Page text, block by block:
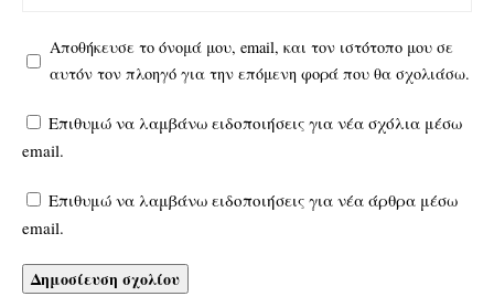
Αποθήκευσε το όνομά μου, email, και τον ιστότοπο μου σε
αυτόν τον πλοηγό για την επόμενη φορά που θα σχολιάσω.
Επιθυμώ να λαμβάνω ειδοποιήσεις για νέα σχόλια μέσω
email.
Επιθυμώ να λαμβάνω ειδοποιήσεις για νέα άρθρα μέσω
email.